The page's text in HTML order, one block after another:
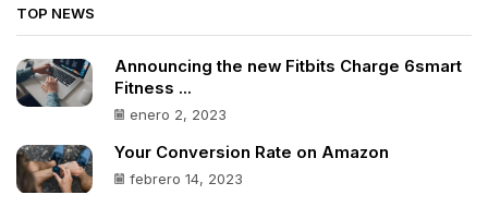
TOP NEWS
Announcing the new Fitbits Charge 6smart
Fitness ...
enero 2, 2023
Your Conversion Rate on Amazon
febrero 14, 2023